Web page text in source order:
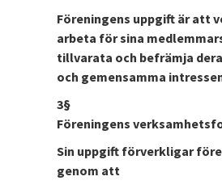
Föreningens uppgift är att
arbeta för sina
tillvarata och befrämja
och gemensamma
3§
Föreningens
Sin uppgift förverkligar
genom att